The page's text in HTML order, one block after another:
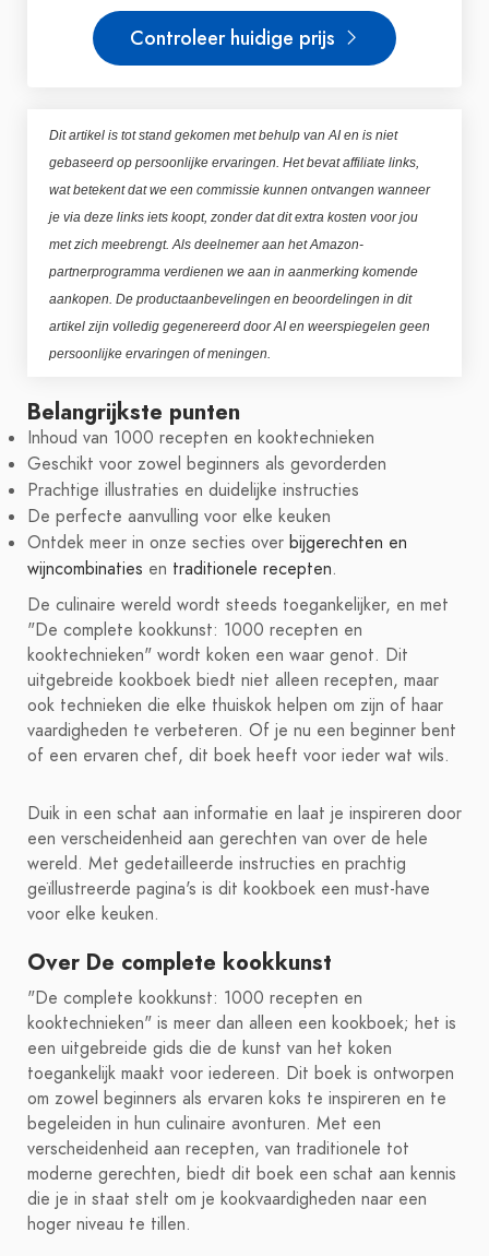
Controleer huidige prijs
Dit artikel is tot stand gekomen met behulp van AI en is niet
gebaseerd op persoonlijke ervaringen. Het bevat affiliate links,
wat betekent dat we een commissie kunnen ontvangen wanneer
je via deze links iets koopt, zonder dat dit extra kosten voor jou
met zich meebrengt. Als deelnemer aan het Amazon-
partnerprogramma verdienen we aan in aanmerking komende
aankopen. De productaanbevelingen en beoordelingen in dit
artikel zijn volledig gegenereerd door AI en weerspiegelen geen
persoonlijke ervaringen of meningen.
Belangrijkste punten
Inhoud van 1000 recepten en kooktechnieken
Geschikt voor zowel beginners als gevorderden
Prachtige illustraties en duidelijke instructies
De perfecte aanvulling voor elke keuken
Ontdek meer in onze secties over bijgerechten en
wijncombinaties en traditionele recepten.
De culinaire wereld wordt steeds toegankelijker, en met
"De complete kookkunst: 1000 recepten en
kooktechnieken" wordt koken een waar genot. Dit
uitgebreide kookboek biedt niet alleen recepten, maar
ook technieken die elke thuiskok helpen om zijn of haar
vaardigheden te verbeteren. Of je nu een beginner bent
of een ervaren chef, dit boek heeft voor ieder wat wils.
Duik in een schat aan informatie en laat je inspireren door
een verscheidenheid aan gerechten van over de hele
wereld. Met gedetailleerde instructies en prachtig
geïllustreerde pagina's is dit kookboek een must-have
voor elke keuken.
Over De complete kookkunst
"De complete kookkunst: 1000 recepten en
kooktechnieken" is meer dan alleen een kookboek; het is
een uitgebreide gids die de kunst van het koken
toegankelijk maakt voor iedereen. Dit boek is ontworpen
om zowel beginners als ervaren koks te inspireren en te
begeleiden in hun culinaire avonturen. Met een
verscheidenheid aan recepten, van traditionele tot
moderne gerechten, biedt dit boek een schat aan kennis
die je in staat stelt om je kookvaardigheden naar een
hoger niveau te tillen.